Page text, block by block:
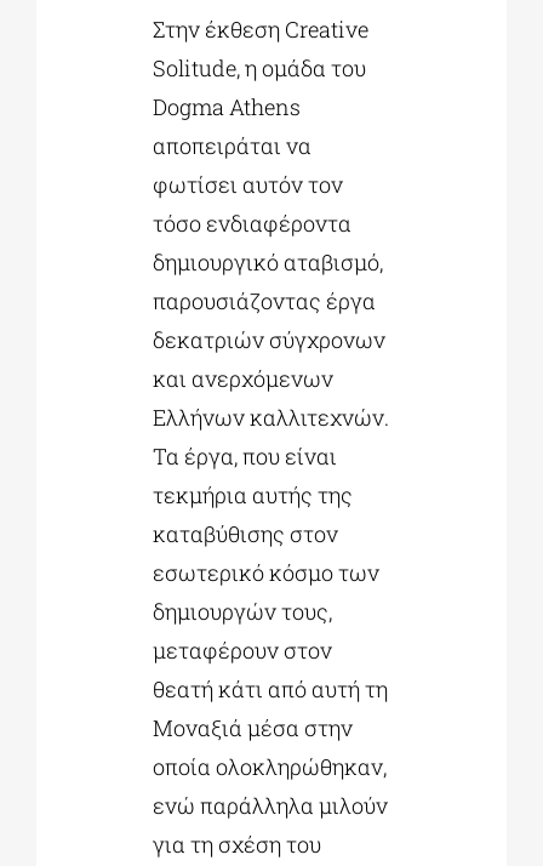
Στην έκθεση Creative
Solitude, η ομάδα του
Dogma Athens
αποπειράται να
φωτίσει αυτόν τον
τόσο ενδιαφέροντα
δημιουργικό αταβισμό,
παρουσιάζοντας έργα
δεκατριών σύγχρονων
και ανερχόμενων
Ελλήνων καλλιτεχνών.
Τα έργα, που είναι
τεκμήρια αυτής της
καταβύθισης στον
εσωτερικό κόσμο των
δημιουργών τους,
μεταφέρουν στον
θεατή κάτι από αυτή τη
Μοναξιά μέσα στην
οποία ολοκληρώθηκαν,
ενώ παράλληλα μιλούν
για τη σχέση του